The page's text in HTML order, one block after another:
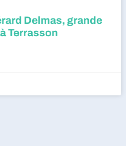
Delmas, grande
Terrasson